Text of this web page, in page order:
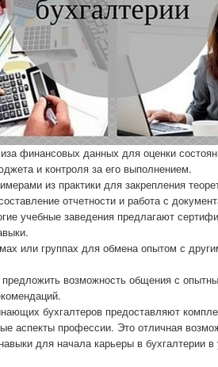
финансовых данных для оценки
и контроля за его выполнением.
из практики для закрепления
отчетности и работа с
учебные заведения предлагают
или группах для обмена опытом с
возможность общения с
бухгалтеров предоставляют
аспекты профессии. Это отличная
для начала карьеры в бухгалтерии